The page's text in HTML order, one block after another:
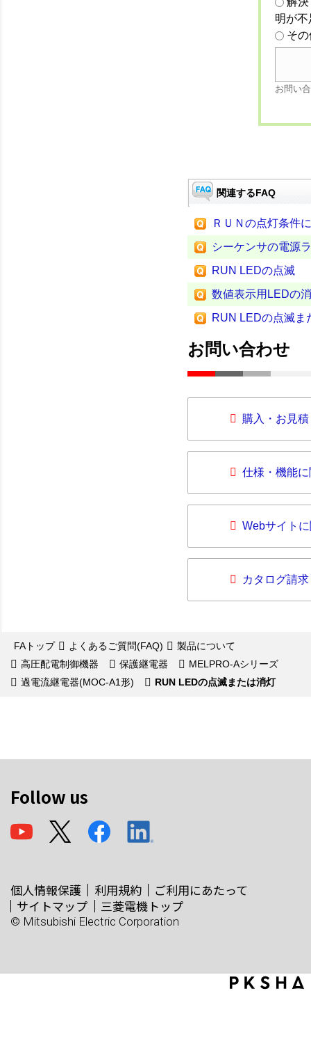
明が
そ
お問い
関連するFAQ
ＲＵＮの点灯条件
シーケンサの電源
RUN LEDの点滅
数値表示用LEDの
RUN LEDの点滅ま
お問い合わせ
購入・お見
仕様・機能
Webサイト
カタログ請求
FAトップ よくあるご質問(FAQ)
製品について
高圧配電制御機器
保護継電器
MELPRO-Aシリーズ
過電流継電器(MOC-A1形)
RUN LEDの点滅または消灯
Follow us
個人情報保護 利用規約
ご利用にあたって
サイトマップ
三菱電機トップ
© Mitsubishi Electric Corporation